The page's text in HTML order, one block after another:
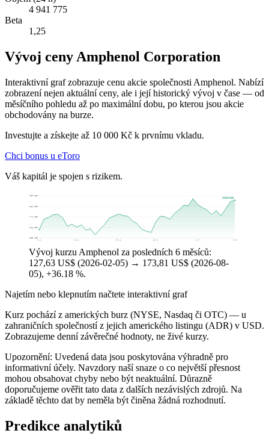
4 941 775
Beta
1,25
Vývoj ceny Amphenol Corporation
Interaktivní graf zobrazuje cenu akcie společnosti Amphenol. Nabízí
zobrazení nejen aktuální ceny, ale i její historický vývoj v čase — od
měsíčního pohledu až po maximální dobu, po kterou jsou akcie
obchodovány na burze.
Investujte a získejte až 10 000 Kč k prvnímu vkladu.
Chci bonus u eToro
Váš kapitál je spojen s rizikem.
114,58 US$
131,16 US$
147,74 US$
164,31 US$
180,89 US$
5. 2. 12. 3. 21. 4. 26. 5. 6. 7.
173,81 US$
Vývoj kurzu Amphenol za posledních 6 měsíců:
127,63 US$ (2026-02-05) → 173,81 US$ (2026-08-
05), +36.18 %.
Najetím nebo klepnutím načtete interaktivní graf
Kurz pochází z amerických burz (NYSE, Nasdaq či OTC) — u
zahraničních společností z jejich amerického listingu (ADR) v USD.
Zobrazujeme denní závěrečné hodnoty, ne živé kurzy.
Upozornění: Uvedená data jsou poskytována výhradně pro
informativní účely. Navzdory naší snaze o co největší přesnost
mohou obsahovat chyby nebo být neaktuální. Důrazně
doporučujeme ověřit tato data z dalších nezávislých zdrojů. Na
základě těchto dat by neměla být činěna žádná rozhodnutí.
Predikce analytiků